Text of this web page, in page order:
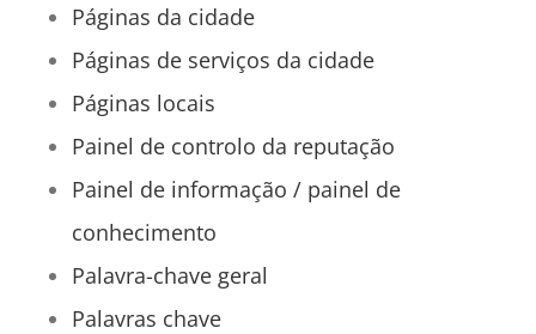
Páginas da cidade
Páginas de serviços da cidade
Páginas locais
Painel de controlo da reputação
Painel de informação / painel de
conhecimento
Palavra-chave geral
Palavras chave